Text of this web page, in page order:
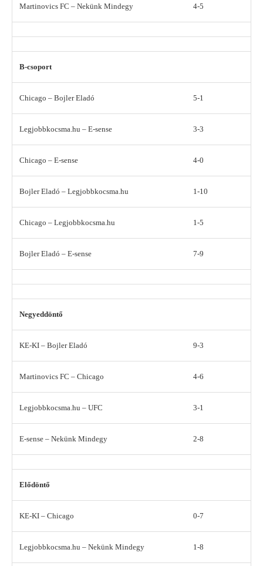
Martinovics FC – Nekünk Mindegy 4-5
B-csoport
Chicago – Bojler Eladó 5-1
Legjobbkocsma.hu – E-sense 3-3
Chicago – E-sense 4-0
Bojler Eladó – Legjobbkocsma.hu 1-10
Chicago – Legjobbkocsma.hu 1-5
Bojler Eladó – E-sense 7-9
Negyeddöntő
KE-KI – Bojler Eladó 9-3
Martinovics FC – Chicago 4-6
Legjobbkocsma.hu – UFC 3-1
E-sense – Nekünk Mindegy 2-8
Elődöntő
KE-KI – Chicago 0-7
Legjobbkocsma.hu – Nekünk Mindegy 1-8